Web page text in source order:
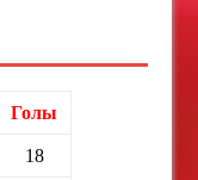
Голы
18